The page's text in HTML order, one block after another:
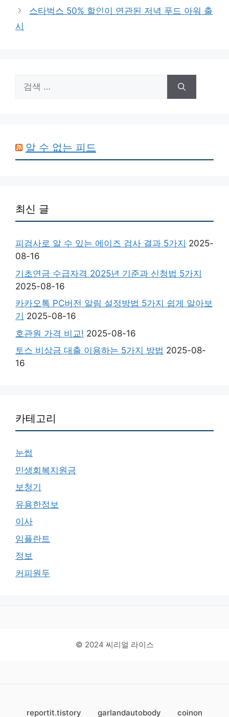
리
스타벅스 50% 할인이 연관된 저녁 푸드 아워 출
시
색:
알 수 없는 피드
최신 글
피검사로 알 수 있는 에이즈 검사 결과 5가지 2025-
08-16
기초연금 수급자격 2025년 기준과 신청법 5가지
2025-08-16
카카오톡 PC버전 알림 설정방법 5가지 쉽게 알아보
기 2025-08-16
호관원 가격 비교! 2025-08-16
토스 비상금 대출 이용하는 5가지 방법 2025-08-
16
카테고리
눈썹
민생회복지원금
보청기
유용한정보
이사
임플란트
정보
커피원두
© 2024 씨리얼 라이스
reportit.tistory garlandautobody coinon